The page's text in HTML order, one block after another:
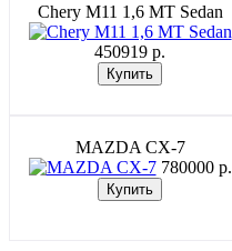
Chery M11 1,6 MT Sedan
450919 p.
MAZDA CX-7
780000 p.